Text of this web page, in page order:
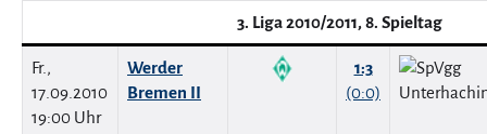
3. Liga 2010/2011, 8. Spieltag
Fr.,
17.09.2010
19:00 Uhr
Werder
Bremen II
1:3
(0:0)